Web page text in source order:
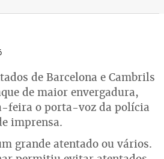
de Barcelona e Cambrils
de maior envergadura,
feira o porta-voz da polícia
imprensa.
grande atentado ou vários.